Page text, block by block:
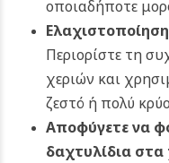
οποιαδήποτε
Περιορίστε τη
χεριών και
ζεστό ή πολύ
Αποφύγετε να
δαχτυλίδια στα